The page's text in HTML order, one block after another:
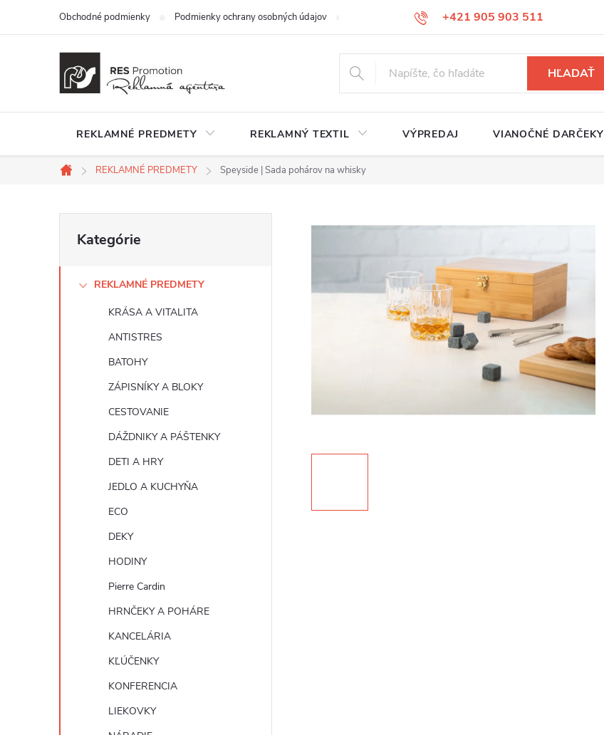
+421 905 903 511
Obchodné podmienky Podmienky ochrany osobných údajov Reklamačný poriadok Služby Kontakty
HĽADAŤ
REKLAMNÉ PREDMETY REKLAMNÝ TEXTIL VÝPREDAJ VIANOČNÉ DARČEKY
Domov
REKLAMNÉ PREDMETY Speyside | Sada pohárov na whisky
o
kategórie
Kategórie
REKLAMNÉ PREDMETY
KRÁSA A VITALITA
ANTISTRES
BATOHY
ZÁPISNÍKY A BLOKY
CESTOVANIE
DÁŽDNIKY A PÁŠTENKY
DETI A HRY
JEDLO A KUCHYŇA
ECO
DEKY
HODINY
Pierre Cardin
HRNČEKY A POHÁRE
KANCELÁRIA
KĽÚČENKY
KONFERENCIA
LIEKOVKY